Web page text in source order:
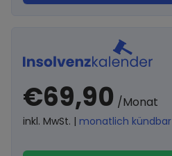
€69,90 /Monat
inkl. MwSt. | monatlich kündbar